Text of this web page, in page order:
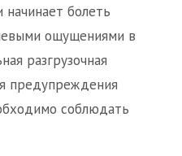
болеть
ощущениями в
разгрузочная
предупреждения
соблюдать